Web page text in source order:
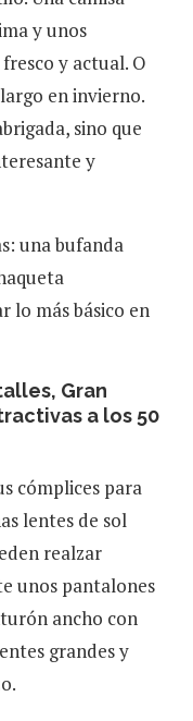
y unos
y actual. O
en invierno.
sino que
y
una bufanda
lo más básico en
Gran
a los 50
cómplices para
lentes de sol
realzar
unos pantalones
ancho con
grandes y